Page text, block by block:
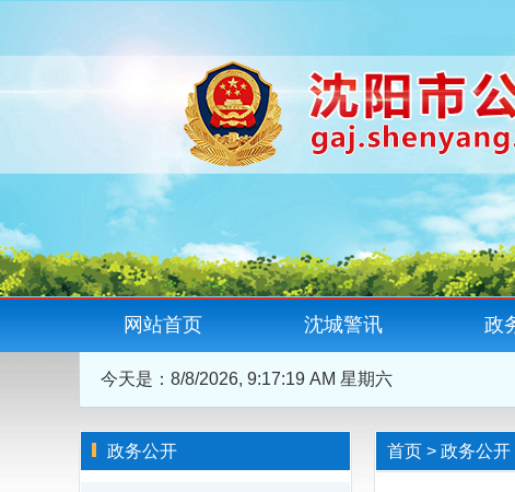
网站首页 沈城警讯 政
今天是： 8/8/2026, 9:17:20 AM 星期六
政务公开 首页 > 政务公开